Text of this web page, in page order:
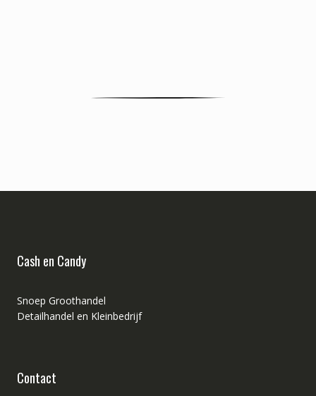
Cash en Candy
Snoep Groothandel
Detailhandel en Kleinbedrijf
Contact